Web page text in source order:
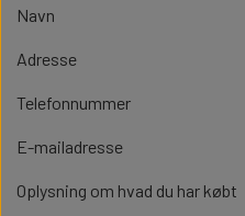
Navn
Adresse
Telefonnummer
E-mailadresse
Oplysning om hvad du har købt